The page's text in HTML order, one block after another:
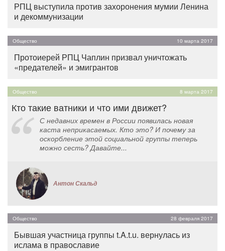
РПЦ выступила против захоронения мумии Ленина
и декоммунизации
Общество 10 марта 2017
Протоиерей РПЦ Чаплин призвал уничтожать
«предателей» и эмигрантов
Общество 8 марта 2017
Кто такие ватники и что ими движет?
С недавних времен в России появилась новая
каста неприкасаемых. Кто это? И почему за
оскорбление этой социальной группы теперь
можно сесть? Давайте...
Антон Скальд
Общество 28 февраля 2017
Бывшая участница группы t.A.t.u. вернулась из
ислама в православие